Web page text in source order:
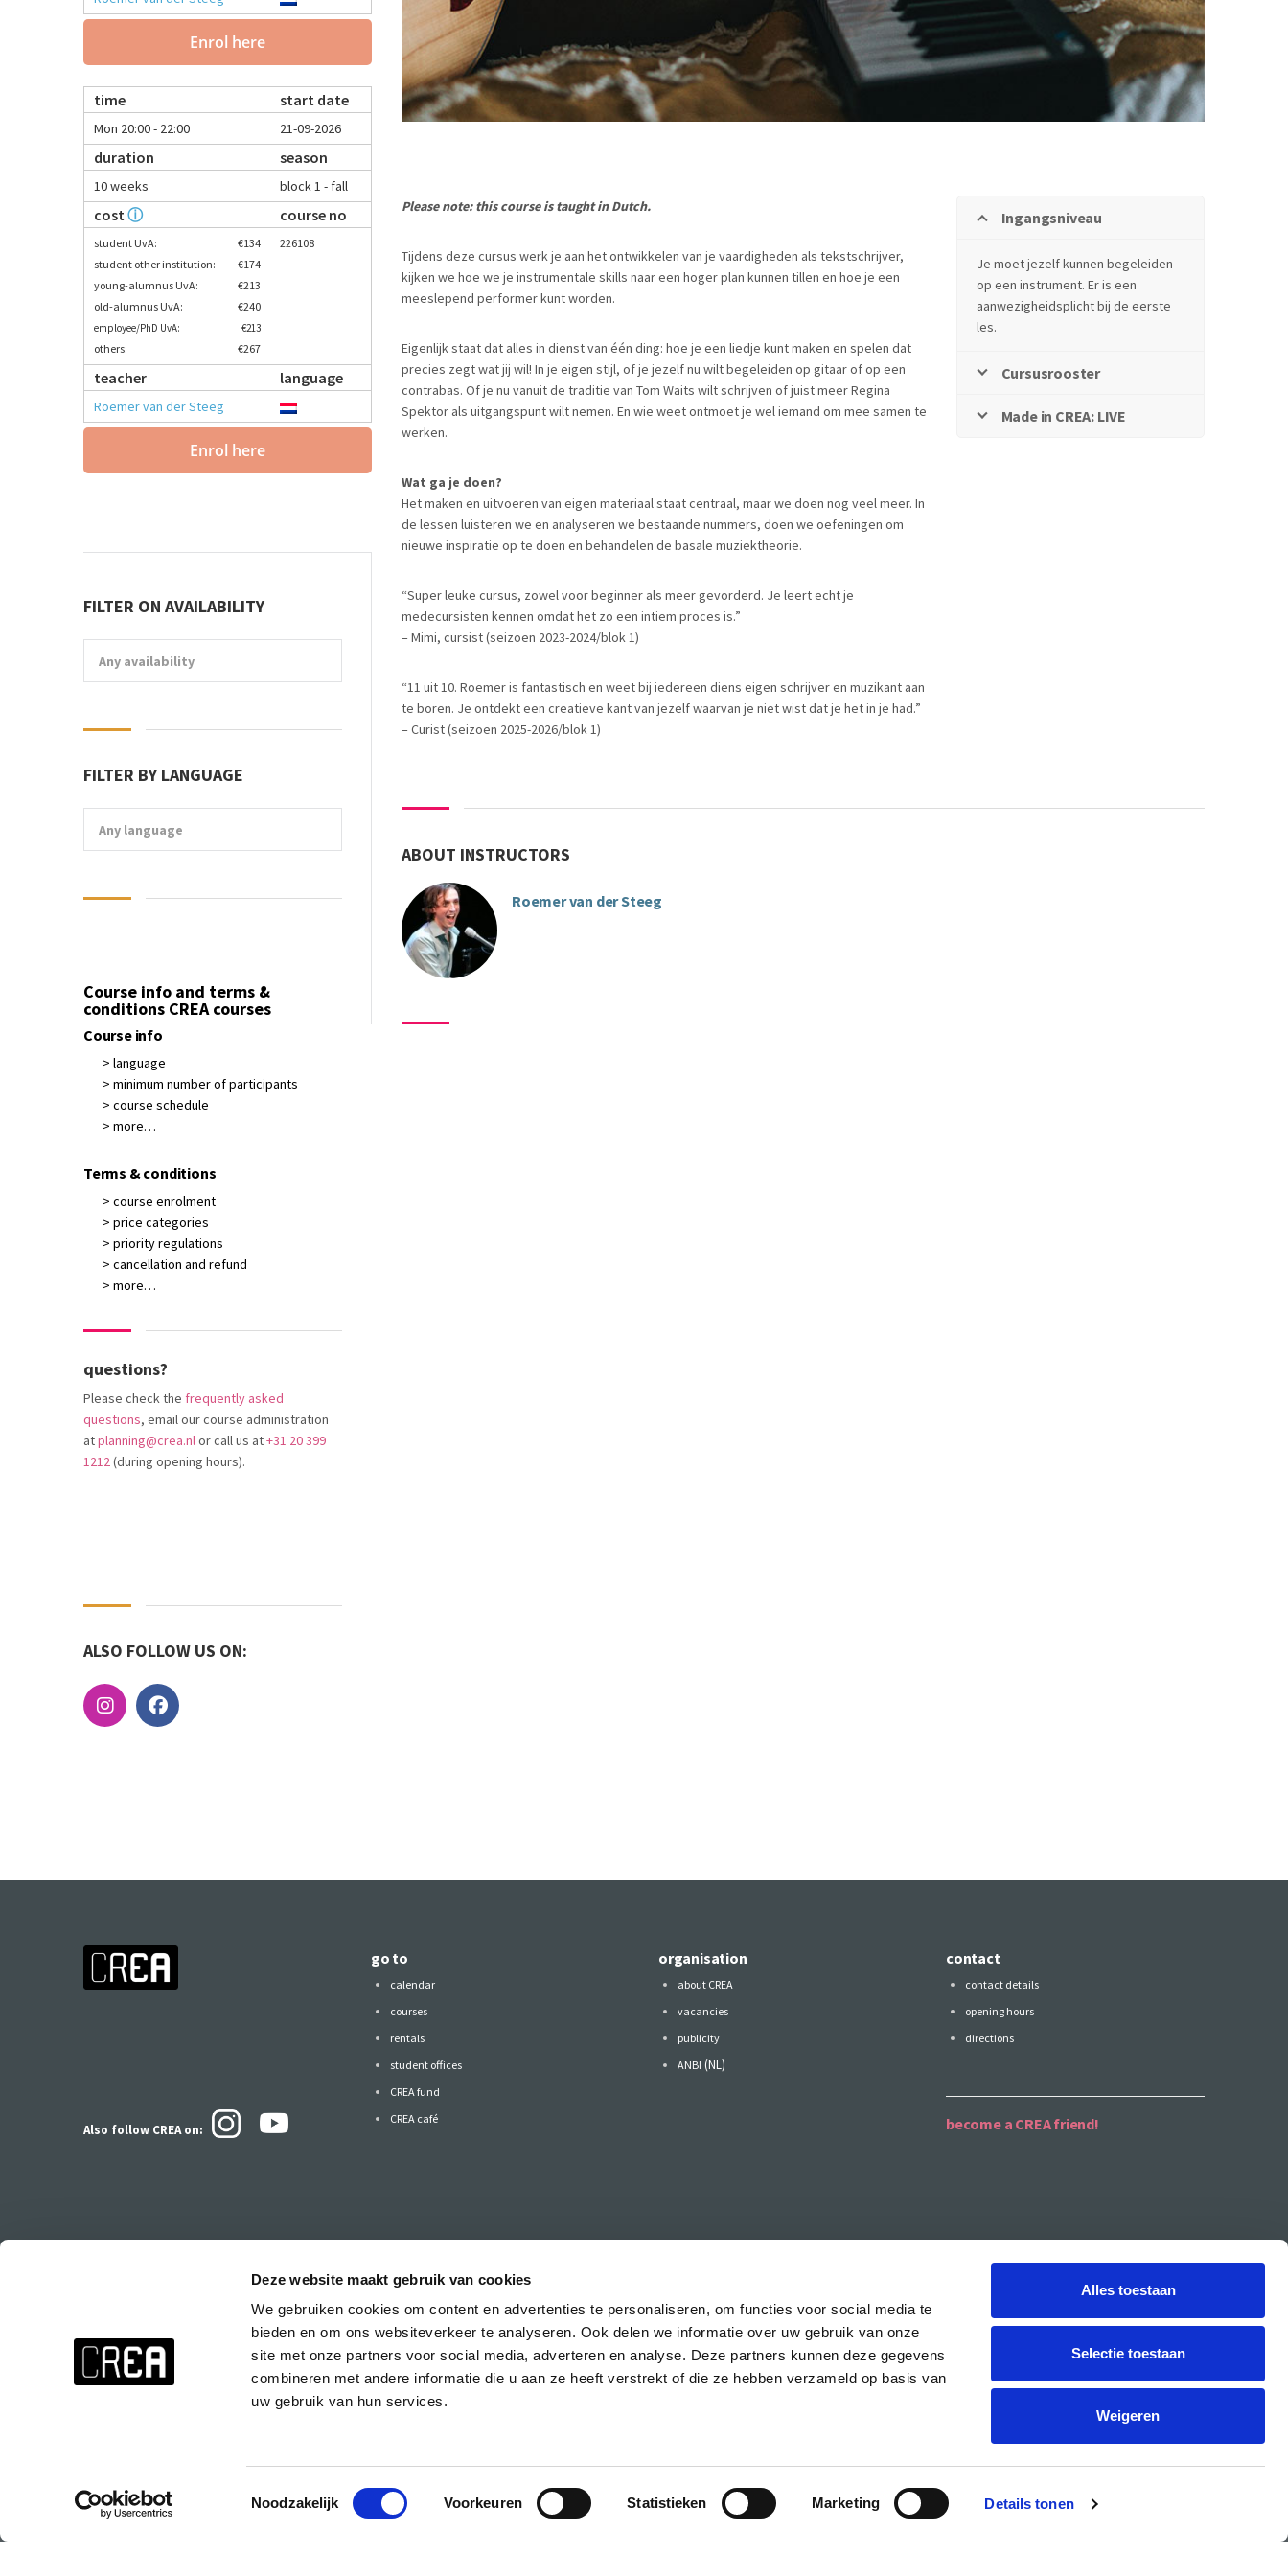
Deze website maakt gebruik van cookies
We gebruiken cookies om content en advertenties te personaliseren, om functies voor social media te
bieden en om ons websiteverkeer te analyseren. Ook delen we informatie over uw gebruik van onze
site met onze partners voor social media, adverteren en analyse. Deze partners kunnen deze gegevens
combineren met andere informatie die u aan ze heeft verstrekt of die ze hebben verzameld op basis van
uw gebruik van hun services.
Toestemmingsselectie
Noodzakelijk Voorkeuren Statistieken Marketing Details tonen
Alles toestaan
Selectie toestaan
Weigeren
Please note: this course is taught in Dutch.
Tijdens deze cursus werk je aan het ontwikkelen van je vaardigheden als tekstschrijver,
kijken we hoe we je instrumentale skills naar een hoger plan kunnen tillen en hoe je een
meeslepend performer kunt worden.
Eigenlijk staat dat alles in dienst van één ding: hoe je een liedje kunt maken en spelen dat
precies zegt wat jij wil! In je eigen stijl, of je jezelf nu wilt begeleiden op gitaar of op een
contrabas. Of je nu vanuit de traditie van Tom Waits wilt schrijven of juist meer Regina
Spektor als uitgangspunt wilt nemen. En wie weet ontmoet je wel iemand om mee samen te
werken.
Wat ga je doen?
Het maken en uitvoeren van eigen materiaal staat centraal, maar we doen nog veel meer. In
de lessen luisteren we en analyseren we bestaande nummers, doen we oefeningen om
nieuwe inspiratie op te doen en behandelen de basale muziektheorie.
“Super leuke cursus, zowel voor beginner als meer gevorderd. Je leert echt je
medecursisten kennen omdat het zo een intiem proces is.”
– Mimi, cursist (seizoen 2023-2024/blok 1)
“11 uit 10. Roemer is fantastisch en weet bij iedereen diens eigen schrijver en muzikant aan
te boren. Je ontdekt een creatieve kant van jezelf waarvan je niet wist dat je het in je had.”
– Curist (seizoen 2025-2026/blok 1)
Ingangsniveau
Je moet jezelf kunnen begeleiden
op een instrument. Er is een
aanwezigheidsplicht bij de eerste
les.
Cursusrooster
Made in CREA: LIVE
ABOUT INSTRUCTORS
Roemer van der Steeg
Enrol here
time start date
Mon 20:00 - 22:00 21-09-2026
duration season
10 weeks block 1 - fall
costⓘ course no
student UvA:
€134
student other institution:
€174
young-alumnus UvA:
€213
old-alumnus UvA:
€240
employee/PhD UvA: €213
others: €267
226108
teacher language
Roemer van der Steeg
Enrol here
FILTER ON AVAILABILITY
Any availability
FILTER BY LANGUAGE
Any language
Course info and terms &
conditions CREA courses
Course info
> language
> minimum number of participants
> course schedule
> more…
Terms & conditions
> course enrolment
> price categories
> priority regulations
> cancellation and refund
> more…
questions?
Please check the frequently asked
questions, email our course administration
atplanning@crea.nlor call us at+31 20 399
1212(during opening hours).
ALSO FOLLOW US ON:
Also follow CREAon:
go to
calendar
courses
rentals
student offices
CREA fund
CREA café
organisation
about CREA
vacancies
publicity
ANBI (NL)
contact
contact details
opening hours
directions
become a CREA friend!
Stay up to date about everything at CREA!
Don't want to miss anything? Subscribe to the CREA newsletter with the latest news about CREA courses,
events at CREA, special parties and the CREA course presentations.
CREA is the cultural student centre of the UvA.